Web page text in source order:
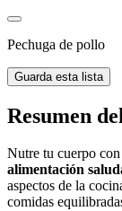
Pechuga de pollo
Guarda esta lista
Resumen
Nutre tu cuerpo
alimentación
aspectos de la
comidas